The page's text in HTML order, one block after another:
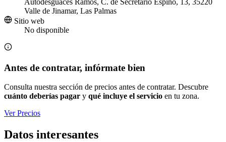
Autodesguaces Ramos, C. de Secretario Espino, 13, 35220
Valle de Jinamar, Las Palmas
Sitio web
No disponible
Antes de contratar, infórmate bien
Consulta nuestra sección de precios antes de contratar. Descubre
cuánto deberías pagar y qué incluye el servicio en tu zona.
Ver Precios
Datos interesantes